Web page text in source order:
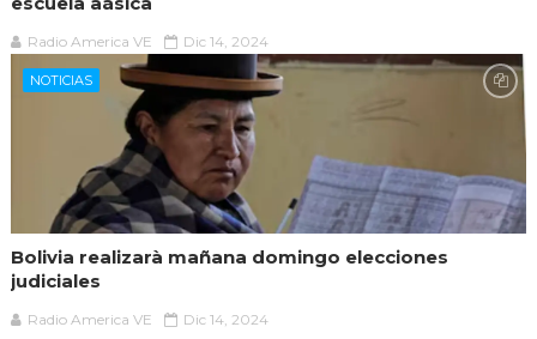
Radio America VE Dic 14, 2024
NOTICIAS
Bolivia realizarà mañana domingo elecciones
judiciales
Radio America VE Dic 14, 2024